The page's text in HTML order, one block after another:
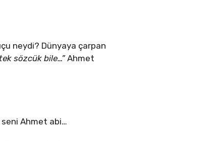
neydi? Dünyaya çarpan
sözcük bile…”Ahmet
Ahmet abi…